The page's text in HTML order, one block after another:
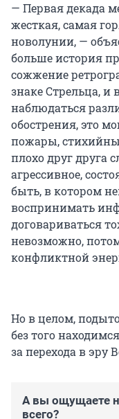
— Первая декада
жесткая, самая
новолунии, —
больше история
сожжение
знаке Стрельца, и
наблюдаться
обострения, это
пожары,
плохо друг друга
агрессивное,
быть, в котором
воспринимать
договариваться
невозможно,
конфликтной
Но в целом,
без того
за перехода в эру
А вы ощущаете
всего?